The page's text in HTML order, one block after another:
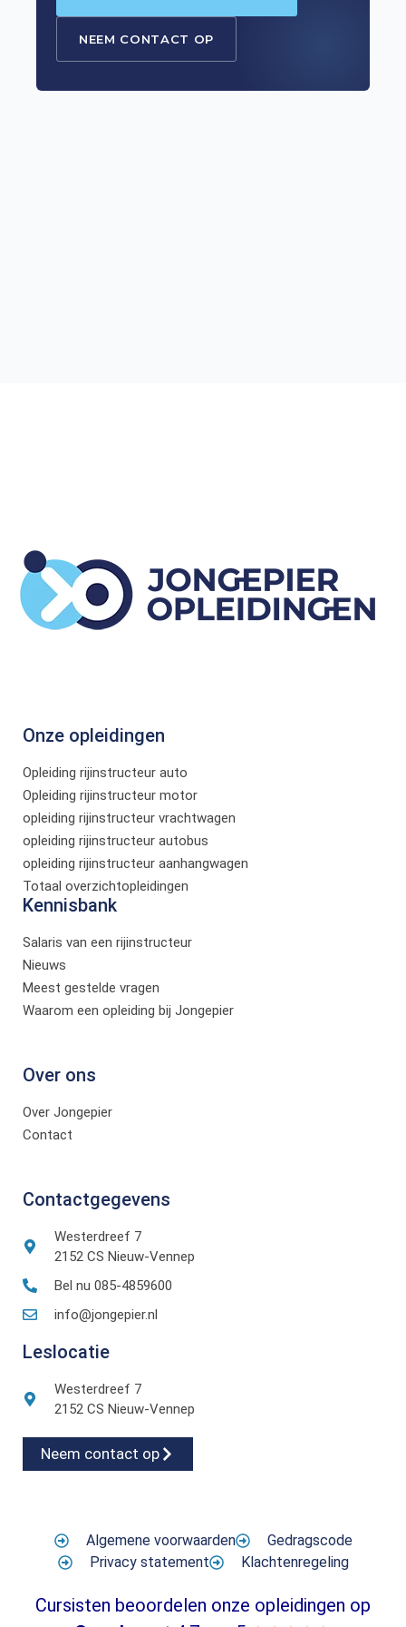
NEEM CONTACT OP
Onze opleidingen
Opleiding rijinstructeur auto
Opleiding rijinstructeur motor
opleiding rijinstructeur vrachtwagen
opleiding rijinstructeur autobus
opleiding rijinstructeur aanhangwagen
Totaal overzichtopleidingen
Kennisbank
Salaris van een rijinstructeur
Nieuws
Meest gestelde vragen
Waarom een opleiding bij Jongepier
Over ons
Over Jongepier
Contact
Contactgegevens
Westerdreef 7
2152 CS Nieuw-Vennep
Bel nu 085-4859600
info@jongepier.nl
Leslocatie
Westerdreef 7
2152 CS Nieuw-Vennep
Neem contact op
Algemene voorwaarden
Gedragscode
Privacy statement
Klachtenregeling
Cursisten beoordelen onze opleidingen op